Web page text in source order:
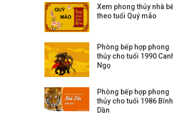
Xem phong thủy nhà
theo tuổi Quý mão
Phòng bếp hợp phong
thủy cho tuổi 1990
Ngọ
Phòng bếp hợp phong
thủy cho tuổi 1986 Bính
Dần